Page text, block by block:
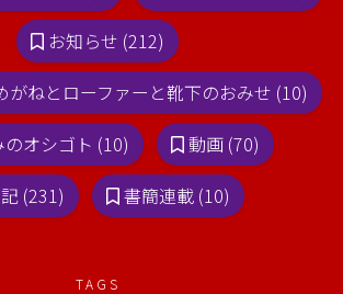
お知らせ (212)
がねとローファーと靴下のおみせ (10)
のオシゴト (10)
動画 (70)
(231)
書簡連載 (10)
TAGS